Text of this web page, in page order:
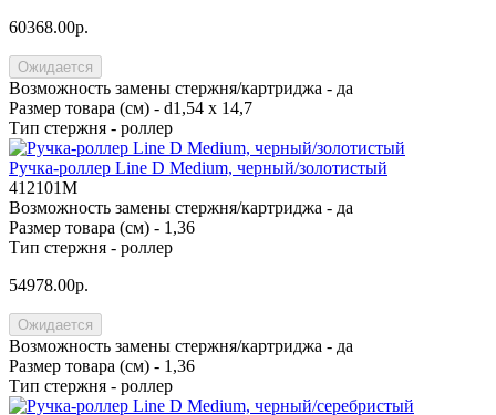
60368.00р.
Ожидается
Возможность замены стержня/картриджа - да
Размер товара (см) - d1,54 х 14,7
Тип стержня - роллер
Ручка-роллер Line D Medium, черный/золотистый
412101M
Возможность замены стержня/картриджа - да
Размер товара (см) - 1,36
Тип стержня - роллер
54978.00р.
Ожидается
Возможность замены стержня/картриджа - да
Размер товара (см) - 1,36
Тип стержня - роллер